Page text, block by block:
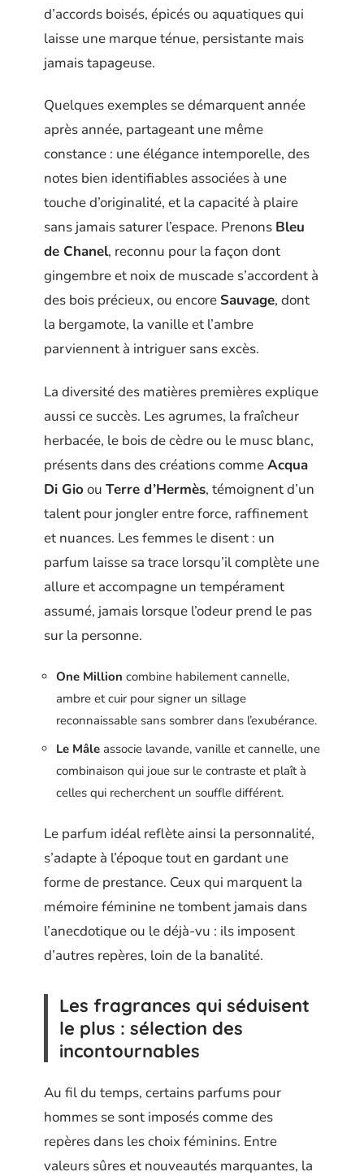
d’accords boisés, épicés ou aquatiques qui
laisse une marque ténue, persistante mais
jamais tapageuse.
Quelques exemples se démarquent année
après année, partageant une même
constance : une élégance intemporelle, des
notes bien identifiables associées à une
touche d’originalité, et la capacité à plaire
sans jamais saturer l’espace. Prenons Bleu
de Chanel, reconnu pour la façon dont
gingembre et noix de muscade s’accordent à
des bois précieux, ou encore Sauvage, dont
la bergamote, la vanille et l’ambre
parviennent à intriguer sans excès.
La diversité des matières premières explique
aussi ce succès. Les agrumes, la fraîcheur
herbacée, le bois de cèdre ou le musc blanc,
présents dans des créations commeAcqua
Di Gio ou Terre d’Hermès, témoignent d’un
talent pour jongler entre force, raffinement
et nuances. Les femmes le disent : un
parfum laisse sa trace lorsqu’il complète une
allure et accompagne un tempérament
assumé, jamais lorsque l’odeur prend le pas
sur la personne.
One Million combine habilement cannelle,
ambre et cuir pour signer un sillage
reconnaissable sans sombrer dans l’exubérance.
Le Mâle associe lavande, vanille et cannelle, une
combinaison qui joue sur le contraste et plaît à
celles qui recherchent un souffle différent.
Le parfum idéal reflète ainsi la personnalité,
s’adapte à l’époque tout en gardant une
forme de prestance. Ceux qui marquent la
mémoire féminine ne tombent jamais dans
l’anecdotique ou le déjà-vu : ils imposent
d’autres repères, loin de la banalité.
Les fragrances qui séduisent
le plus : sélection des
incontournables
Au fil du temps, certains parfums pour
hommes se sont imposés comme des
repères dans les choix féminins. Entre
valeurs sûres et nouveautés marquantes, la